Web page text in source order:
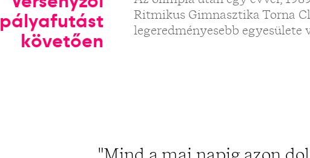
pályafutást
követően
Ritmikus Gimnasztika Torna
legeredményesebb egyesülete